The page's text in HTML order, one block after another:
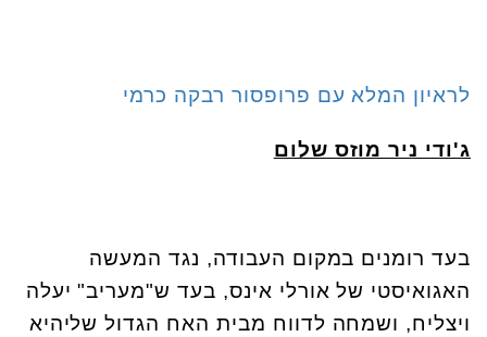
לראיון המלא עם פרופסור רבקה כרמי
ג'ודי ניר מוזס שלום
בעד רומנים במקום העבודה, נגד המעשה
האגואיסטי של אורלי אינס, בעד ש"מעריב" יעלה
ויצליח, ושמחה לדווח מבית האח הגדול שליהיא